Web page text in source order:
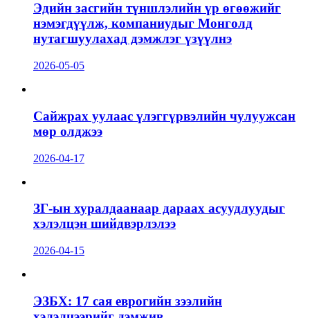
Эдийн засгийн түншлэлийн үр өгөөжийг
нэмэгдүүлж, компаниудыг Монголд
нутагшуулахад дэмжлэг үзүүлнэ
2026-05-05
Сайжрах уулаас үлэггүрвэлийн чулуужсан
мөр олджээ
2026-04-17
ЗГ-ын хуралдаанаар дараах асуудлуудыг
хэлэлцэн шийдвэрлэлээ
2026-04-15
ЭЗБХ: 17 сая еврогийн зээлийн